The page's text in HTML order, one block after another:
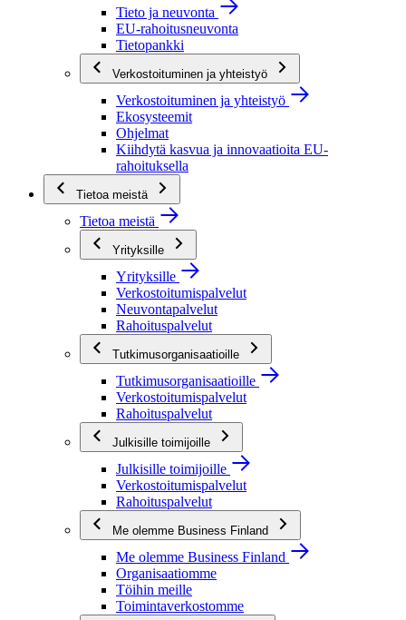
Tieto ja neuvonta
EU-rahoitusneuvonta
Tietopankki
Verkostoituminen ja yhteistyö
Verkostoituminen ja yhteistyö
Ekosysteemit
Ohjelmat
Kiihdytä kasvua ja innovaatioita EU-
rahoituksella
Tietoa meistä
Tietoa meistä
Yrityksille
Yrityksille
Verkostoitumispalvelut
Neuvontapalvelut
Rahoituspalvelut
Tutkimusorganisaatioille
Tutkimusorganisaatioille
Verkostoitumispalvelut
Rahoituspalvelut
Julkisille toimijoille
Julkisille toimijoille
Verkostoitumispalvelut
Rahoituspalvelut
Me olemme Business Finland
Me olemme Business Finland
Organisaatiomme
Töihin meille
Toimintaverkostomme